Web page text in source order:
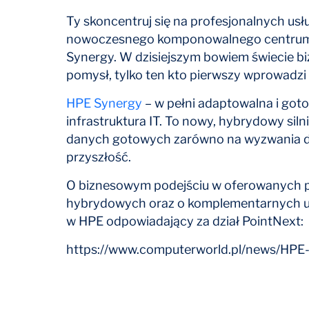
Ty skoncentruj się na profesjonalnych
nowoczesnego komponowalnego
Synergy. W dzisiejszym bowiem świecie
pomysł, tylko ten kto pierwszy
HPE Synergy – w pełni adaptowalna i
infrastruktura IT. To nowy, hybrydowy
danych gotowych zarówno na wyzwania
przyszłość.
O biznesowym podejściu w oferowanych
hybrydowych oraz o komplementarnych
w HPE odpowiadający za dział PointNext:
https://www.computerworld.pl/news/